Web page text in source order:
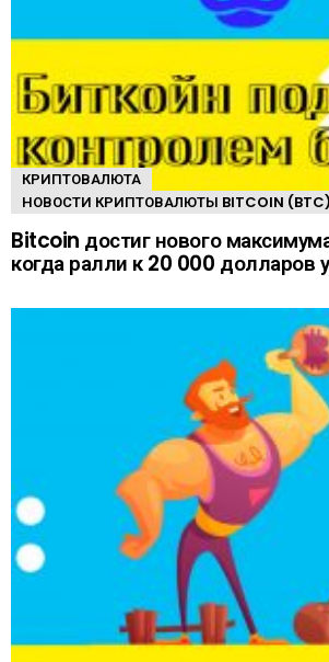
КРИПТОВАЛЮТА
НОВОСТИ КРИПТОВАЛЮТЫ BITCOIN (BTC)
Bitcoin достиг нового
когда ралли к 20 000 долларов